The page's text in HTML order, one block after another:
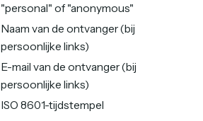
"personal" of "anonymous"
Naam van de ontvanger (bij
persoonlijke links)
E-mail van de ontvanger (bij
persoonlijke links)
ISO 8601-tijdstempel